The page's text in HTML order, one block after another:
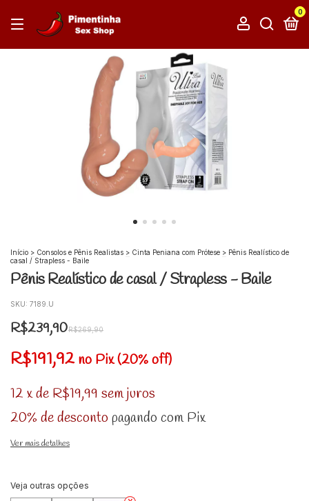
0
Início > Consolos e Pênis Realistas > Cinta Peniana com Prótese > Pênis Realístico de
casal / Strapless - Baile
Pênis Realístico de casal / Strapless - Baile
SKU: 7189.U
R$239,90R$269,90
R$191,92 no Pix (20% off)
12 xde R$19,99 sem juros
20% de desconto pagando com Pix
Ver mais detalhes
Veja outras opções